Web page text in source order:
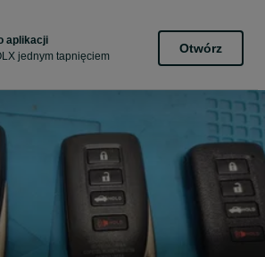
aplikacji
jednym tapnięciem
Otwórz